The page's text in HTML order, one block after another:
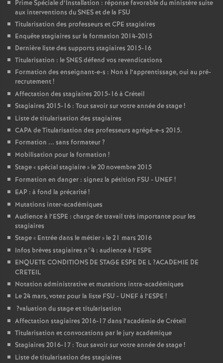
Prime Spéciale d’Installation : réponse favorable du ministère suite
aux interventions duSNESet de la FSU
Titularisation des professeurs etCPE stagiaires
Enquête stagiaires sur la formation 2014-2015
Dernière liste des supports stagiaires 2015-16
Titularisation : leSNESdéfend vos revendications
Formation des enseignant-e-s : Non à l’apprentissage, oui au pré-
recrutement!
Affectation des stagiaires 2015-16 à Créteil
Stagiaires 2015-16 : Tout savoir sur votre année de stage!
Liste de titularisation des stagiaires
CAPAde Titularisation des professeurs agrégé-e-s 2015.
Formation ... sans formateur?
Mobilisation pour la formation !
Stage «spécial stagiaire» le 20 novembre 2015
Formation en danger : signez la pétition FSU - UNEF!
EAP : à fond la précarité!
Mutations inter-académiques
Audience à l’ESPE : charge de travail très importante pour les
stagiaires
Stage « Entrée dans le métier» le 21 mars 2016
Infos brèves stagiaires n°4 : audience à l’ESPE
ENQUETE CONDITIONS DE STAGE ESPE DE L?ACADEMIE DE
CRETEIL
Notation administrative et mutations intra-académiques
Le 24 mars, votez pour la liste FSU - UNEFà l’ESPE !
?valuation du stage et titularisation
Affectation stagiaires 2016-17 dans l’académie de Créteil
Titularisation et convocations par le jury académique
Stagiaires 2016-17 : Tout savoir sur votre année de stage!
Liste de titularisation des stagiaires